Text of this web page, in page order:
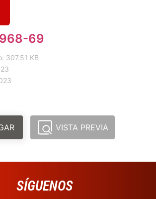
69
307.51 KB
VISTA PREVIA
SÍGUENOS